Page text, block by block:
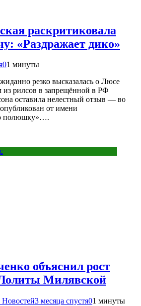
раскритиковала
«Раздражает дико»
01 минуты
резко высказалась о Люсе
рилсов в запрещённой в РФ
оставила нелестный отзыв — во
от имени
полюшку»….
объяснил рост
Лолиты Милявской
3 месяца спустя01 минуты